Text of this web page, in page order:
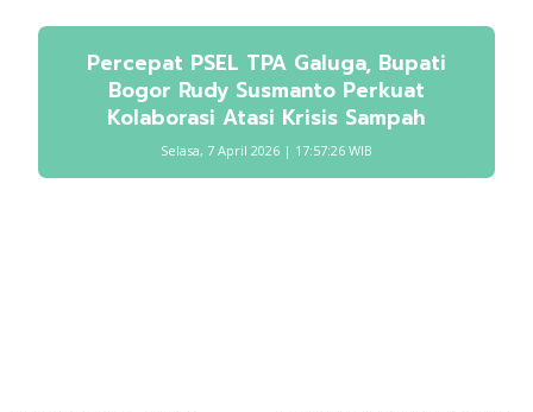
Percepat PSEL TPA Galuga, Bupati
Bogor Rudy Susmanto Perkuat
Kolaborasi Atasi Krisis Sampah
Selasa, 7 April 2026 | 17:57:26 WIB